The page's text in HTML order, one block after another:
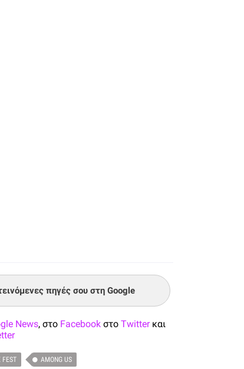
πηγές σου στη Google
News, στο Facebook στο Twitterκαι
FEST AMONG US